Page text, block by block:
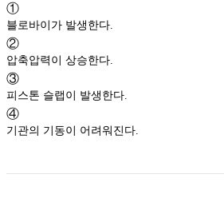
①
블로바이가 발생한다.
②
압축압력이 상승한다.
③
피스톤 슬랩이 발생한다.
④
기관의 기동이 어려워진다.